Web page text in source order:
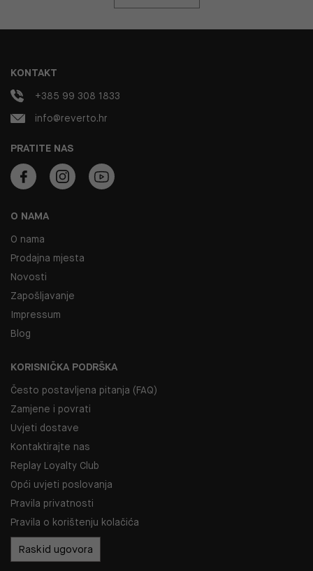
O NAMA
O nama
Prodajna mjesta
Novosti
Zapošljavanje
Impressum
Blog
KORISNIČKA PODRŠKA
Često postavljena pitanja (FAQ)
Zamjene i povrati
Uvjeti dostave
Kontaktirajte nas
Replay Loyalty Club
Opći uvjeti poslovanja
Pravila privatnosti
Pravila o korištenju kolačića
Raskid ugovora
PRATITE NAS
KONTAKT
+385 99 308 1833
info@reverto.hr